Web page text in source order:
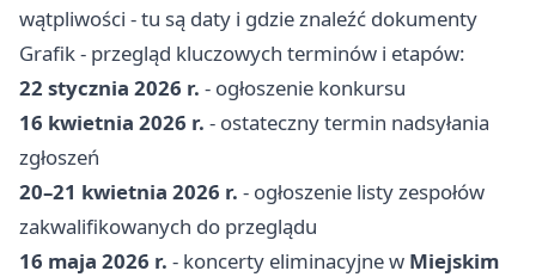
wątpliwości - tu są daty i gdzie znaleźć dokumenty
Grafik - przegląd kluczowych terminów i etapów:
22 stycznia 2026 r. - ogłoszenie konkursu
16 kwietnia 2026 r. - ostateczny termin nadsyłania
zgłoszeń
20–21 kwietnia 2026 r. - ogłoszenie listy zespołów
zakwalifikowanych do przeglądu
16 maja 2026 r. - koncerty eliminacyjne w Miejskim